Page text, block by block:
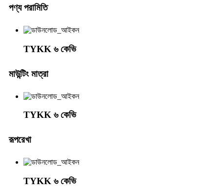
পণ্য পরামিতি
TYKK ৬ কেভি
মাউন্টিং মাত্রা
TYKK ৬ কেভি
রূপরেখা
TYKK ৬ কেভি